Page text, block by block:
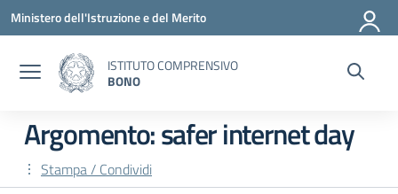
Vai ai contenuti
Vai al menu di navigazione
Vai al footer
Ministero dell'Istruzione e del Merito
ISTITUTO COMPRENSIVO
BONO
Argomento: safer internet day
Stampa / Condividi